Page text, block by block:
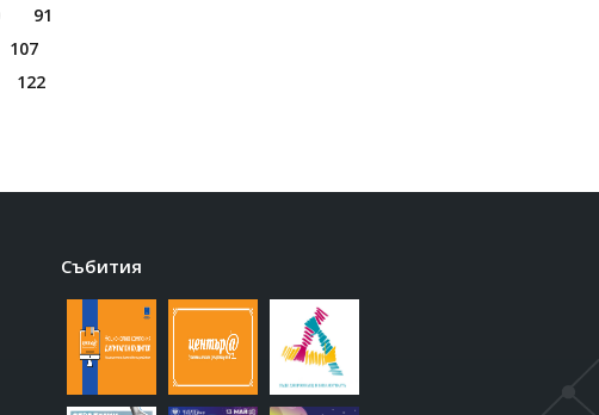
91
107
122
Събития